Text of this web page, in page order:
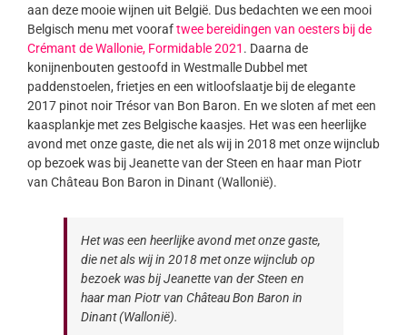
aan deze mooie wijnen uit België. Dus bedachten we een mooi
Belgisch menu met vooraftwee bereidingen van oesters bij de
Crémant de Wallonie, Formidable 2021 . Daarna de
konijnenbouten gestoofd in Westmalle Dubbel met
paddenstoelen, frietjes en een witloofslaatje bij de elegante
2017 pinot noir Trésor van Bon Baron. En we sloten af met een
kaasplankje met zes Belgische kaasjes. Het was een heerlijke
avond met onze gaste, die net als wij in 2018 met onze wijnclub
op bezoek was bij Jeanette van der Steen en haar man Piotr
van Château Bon Baron in Dinant (Wallonië).
Het was een heerlijke avond met onze gaste,
die net als wij in 2018 met onze wijnclub op
bezoek was bij Jeanette van der Steen en
haar man Piotr van Château Bon Baron in
Dinant (Wallonië).